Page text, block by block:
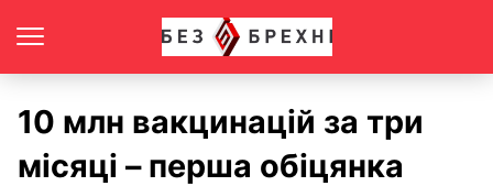
10 млн вакцинацій за три
місяці – перша обіцянка